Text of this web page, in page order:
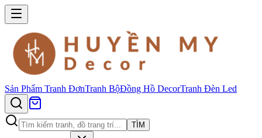
Sản Phẩm Tranh ĐơnTranh BộĐồng Hồ DecorTranh Đèn Led
TÌM